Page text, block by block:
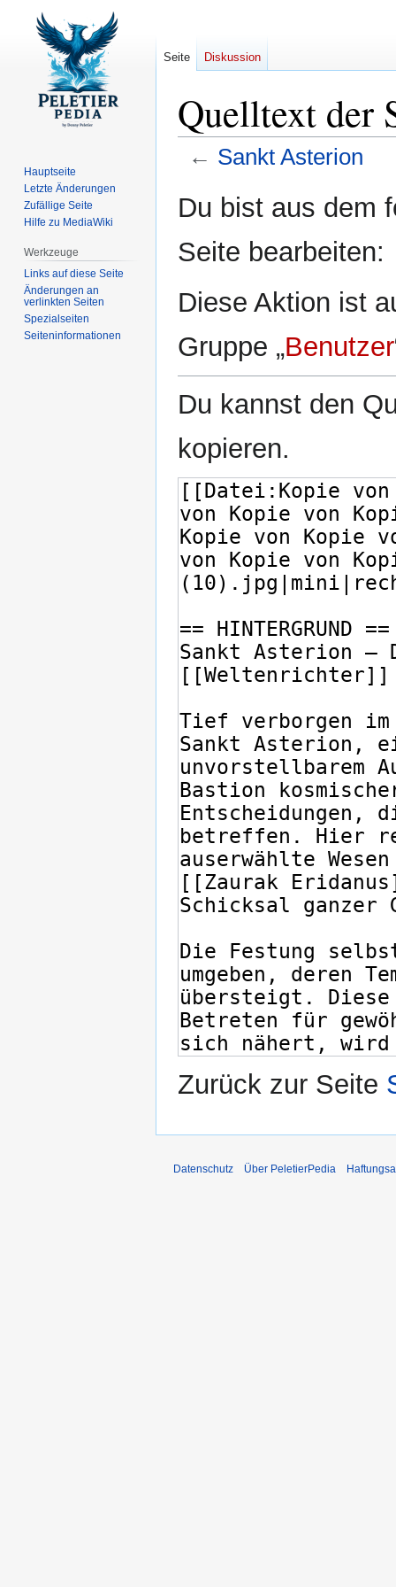
Quelltext der
← Sankt Asterion
Navigation
Suche
Du bist aus dem
Seite bearbeiten:
Diese Aktion ist
Gruppe „Benutzer
Du kannst den
kopieren.
Zurück zur Seite
Seite Diskussion
Hauptseite
Letzte Änderungen
Zufällige Seite
Hilfe zu MediaWiki
Werkzeuge
Links auf diese Seite
Änderungen an
verlinkten Seiten
Spezialseiten
Seiten­­informationen
Datenschutz Über PeletierPedia